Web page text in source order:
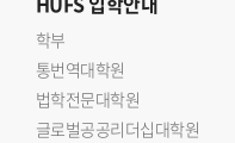
학부
통번역대학원
법학전문대학원
글로벌공공리더십대학원